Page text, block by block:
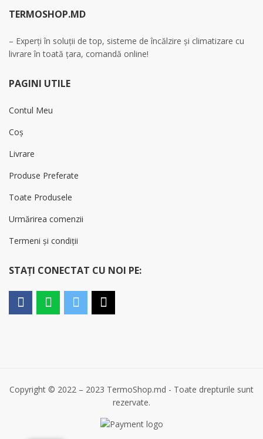
TERMOSHOP.MD
– Experți în soluții de top, sisteme de încălzire și climatizare cu
livrare în toată țara, comandă online!
PAGINI UTILE
Contul Meu
Coș
Livrare
Produse Preferate
Toate Produsele
Urmărirea comenzii
Termeni și condiții
STAȚI CONECTAT CU NOI PE:
Copyright © 2022 – 2023 TermoShop.md - Toate drepturile sunt
rezervate.